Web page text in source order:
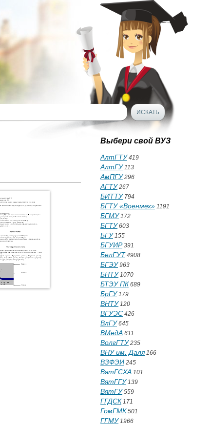
Выбери свой ВУЗ
АлтГТУ419
АлтГУ113
АмПГУ296
АГТУ267
БИТТУ794
БГТУ «Военмех» 1191
БГМУ172
БГТУ603
БГУ155
БГУИР391
БелГУТ 4908
БГЭУ963
БНТУ1070
БТЭУ ПК 689
БрГУ179
ВНТУ120
ВГУЭС 426
ВлГУ645
ВМедА 611
ВолгГТУ235
ВНУ им. Даля166
ВЗФЭИ 245
ВятГСХА 101
ВятГГУ139
ВятГУ559
ГГДСК 171
ГомГМК 501
ГГМУ1966